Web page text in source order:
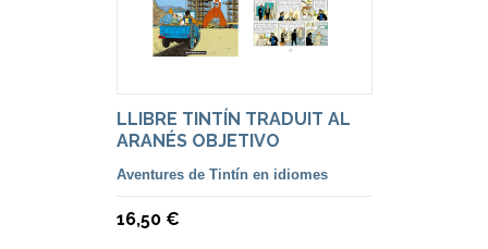
LLIBRE TINTÍN TRADUIT AL
ARANÉS OBJETIVO
Aventures de Tintín en idiomes
16,50 €